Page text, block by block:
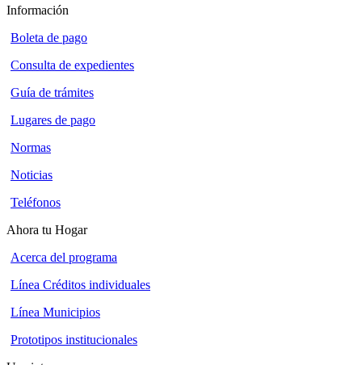
Información
Boleta de pago
Consulta de expedientes
Guía de trámites
Lugares de pago
Normas
Noticias
Teléfonos
Ahora tu Hogar
Acerca del programa
Línea Créditos individuales
Línea Municipios
Prototipos institucionales